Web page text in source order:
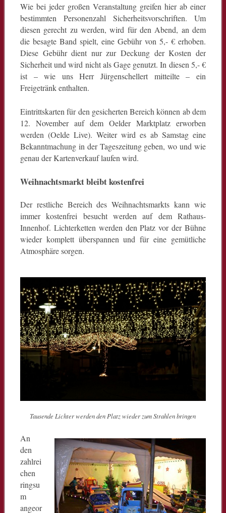
Wie bei jeder großen Veranstaltung greifen hier ab einer
bestimmten Personenzahl Sicherheitsvorschriften. Um
diesen gerecht zu werden, wird für den Abend, an dem
die besagte Band spielt, eine Gebühr von 5,- € erhoben.
Diese Gebühr dient nur zur Deckung der Kosten der
Sicherheit und wird nicht als Gage genutzt. In diesen 5,- €
ist – wie uns Herr Jürgenschellert mitteilte – ein
Freigetränk enthalten.
Eintrittskarten für den gesicherten Bereich können ab dem
12. November auf dem Oelder Marktplatz erworben
werden (Oelde Live). Weiter wird es ab Samstag eine
Bekanntmachung in der Tageszeitung geben, wo und wie
genau der Kartenverkauf laufen wird.
Weihnachtsmarkt bleibt kostenfrei
Der restliche Bereich des Weihnachtsmarkts kann wie
immer kostenfrei besucht werden auf dem Rathaus-
Innenhof. Lichterketten werden den Platz vor der Bühne
wieder komplett überspannen und für eine gemütliche
Atmosphäre sorgen.
Tausende Lichter werden den Platz wieder zum Strahlen bringen
An
den
zahlrei
chen
ringsu
m
angeor